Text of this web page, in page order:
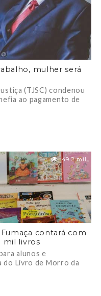
mulher será
(TJSC) condenou
ao pagamento de
49.2 mil
contará com
mil livros
alunos e
do Livro de Morro da